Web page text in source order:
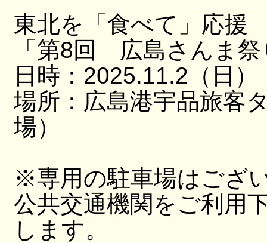
東北を「食べて」応援
「第8回 広島さんま祭
日時：2025.11.2（日
場所：広島港宇品旅客
場）
※専用の駐車場はござ
公共交通機関をご利用
します。